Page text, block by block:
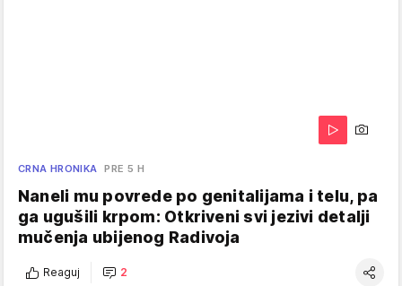
CRNA HRONIKA PRE 5 H
Naneli mu povrede po genitalijama i telu, pa
ga ugušili krpom: Otkriveni svi jezivi detalji
mučenja ubijenog Radivoja
Reaguj 2